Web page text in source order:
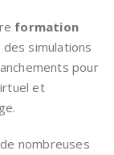
formation
des simulations
pour
et
nombreuses